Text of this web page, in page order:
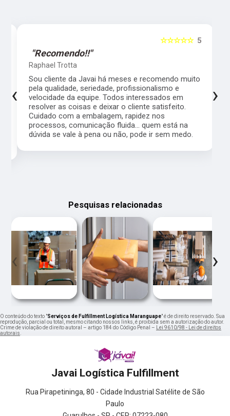
5
☆☆☆☆☆
"Recomendo!!"
Raphael Trotta
Sou cliente da Javai há meses e recomendo muito
pela qualidade, seriedade, profissionalismo e
velocidade da equipe. Todos interessados em
resolver as coisas e deixar o cliente satisfeito.
Cuidado com a embalagem, rapidez nos
processos, comunicação fluida... quem está na
dúvida se vale à pena ou não, pode ir sem medo.
‹ ›
Pesquisas relacionadas
‹ ›
O conteúdo do texto "Serviços de Fulfillment Logística Maranguape" é de direito reservado. Sua
reprodução, parcial ou total, mesmo citando nossos links, é proibida sem a autorização do autor.
Crime de violação de direito autoral – artigo 184 do Código Penal –
Lei 9610/98 - Lei de direitos
autorais
Javai Logística Fulfillment
Rua Pirapetininga, 80 - Cidade Industrial Satélite de São
Paulo